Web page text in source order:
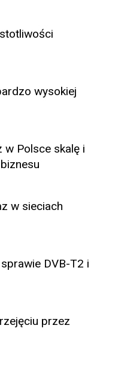
wysokiej
w Polsce skalę i
w sieciach
sprawie DVB-T2 i
przez